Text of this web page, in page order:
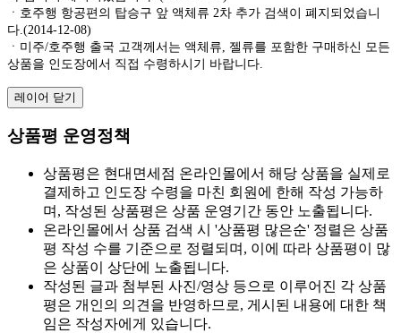
ㆍ호주행 항공편의 탑승구 앞 액체류 2차 추가 검색이 폐지되었습니
다.(2014-12-08)
ㆍ미주/호주행 출국 고객께서는 액체류, 젤류를 포함한 구매하신 모든
상품을 인도장에서 직접 수령하시기 바랍니다.
레이어 닫기
상품평 운영정책
상품평은 현대면세점 온라인몰에서 해당 상품을 실제로
결제하고 인도장 수령을 마친 회원에 한해 작성 가능하
며, 작성된 상품평은 상품 운영기간 동안 노출됩니다.
온라인몰에서 상품 검색 시 '상품평 많은순' 정렬은 상품
평 작성 수를 기준으로 정렬되며, 이에 따라 상품평이 많
은 상품이 상단에 노출됩니다.
작성된 글과 첨부된 사진/영상 등으로 이루어진 각 상품
평은 개인의 의견을 반영하므로, 게시된 내용에 대한 책
임은 작성자에게 있습니다.